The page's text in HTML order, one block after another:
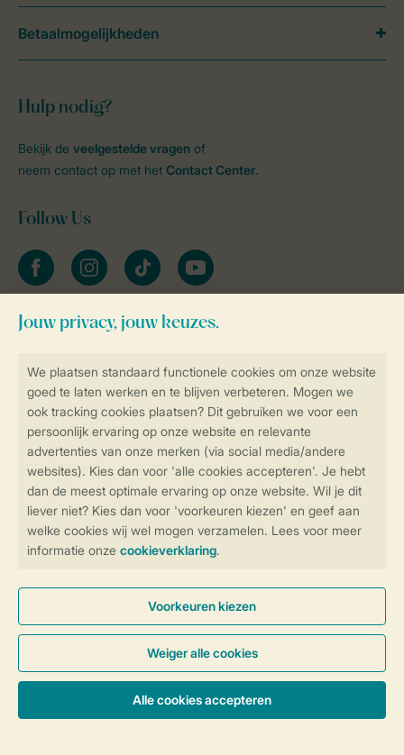
Controle over jouw gegevens &
Instellingen wijzigen
Veilig en snel online boeken
Veilige gegevensoverdracht
Veilige betaling
Hulp nodig?
Bekijk de veelgestelde vragen of
neem contact op met het Contact Center.
Follow Us
facebookinstagramtiktok youtube
Blijf op de hoogte
Betaalmogelijkheden
Algemene Voorwaarden Privacy Notice
Cookies en banners
Toegankelijkheid © 2026 Landal